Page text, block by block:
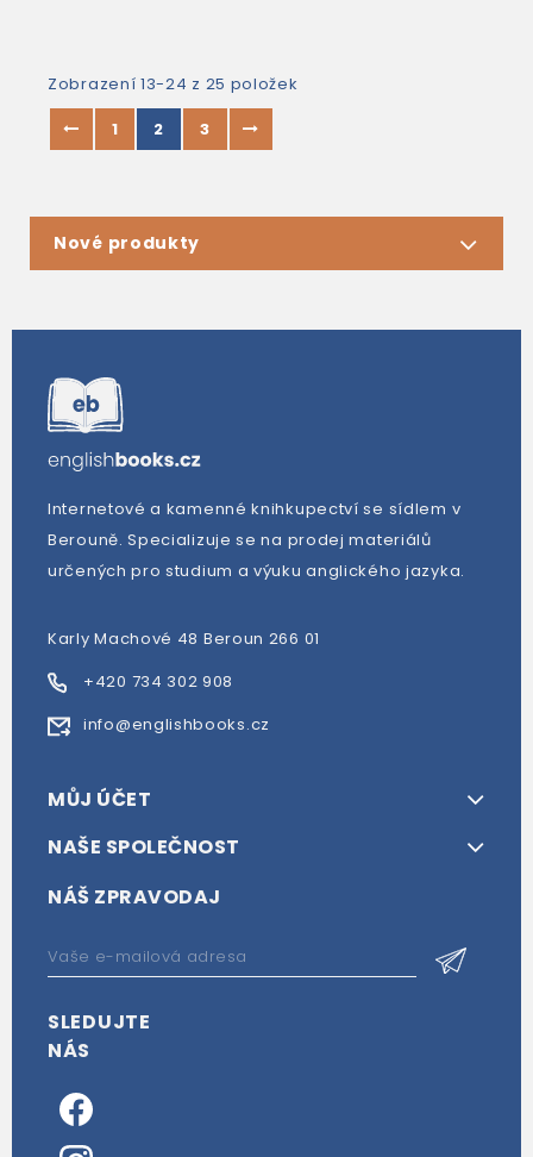
Zobrazení 13-24 z 25 položek
1
2 3
Nové produkty
Internetové a kamenné knihkupectví se sídlem v
Berouně. Specializuje se na prodej materiálů
určených pro studium a výuku anglického jazyka.
Karly Machové 48 Beroun 266 01
+420 734 302 908
info@englishbooks.cz
MŮJ ÚČET
NAŠE SPOLEČNOST
NÁŠ ZPRAVODAJ
SLEDUJTE
NÁS